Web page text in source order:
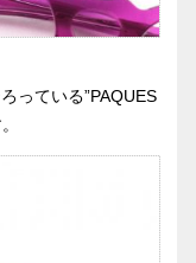
っている”PAQUES